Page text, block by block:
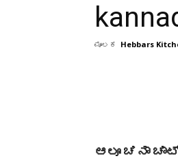
ಮೂಲಕ Hebbars
ಆಲೂ ಚನಾ